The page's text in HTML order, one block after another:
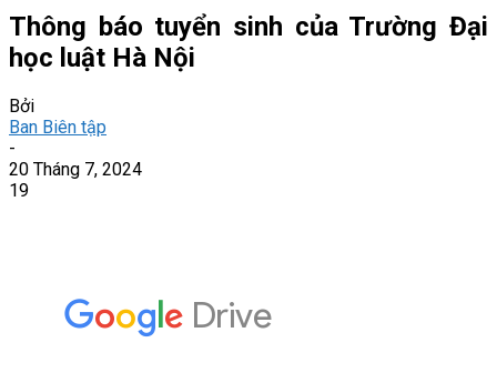
Thông báo tuyển sinh của Trường Đại
học luật Hà Nội
Bởi
Ban Biên tập
-
20 Tháng 7, 2024
19